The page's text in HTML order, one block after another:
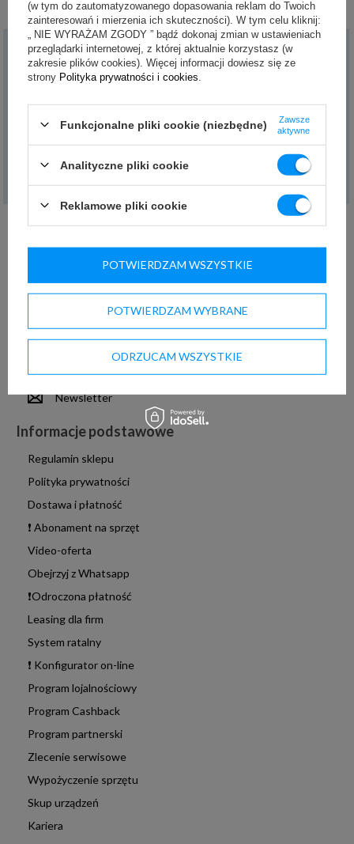
Moje zamówienie
Status zamówienia
Śledzenie przesyłki
Chcę zareklamować towar
Moje konto
Obserwowane
Historia transakcji
Moje rabaty
Newsletter
Informacje podstawowe
Regulamin sklepu
Polityka prywatności
Dostawa i płatność
❗ Abonament na sprzęt
Video-oferta
Obejrzyj z Whatsapp
❗Odroczona płatność
Leasing dla firm
System ratalny
❗ Konfigurator on-line
Program lojalnościowy
Program Cashback
Program partnerski
Zlecenie serwisowe
Wypożyczenie sprzętu
Skup urządzeń
Kariera
(w tym do zautomatyzowanego dopasowania reklam do Twoich
zainteresowań i mierzenia ich skuteczności). W tym celu kliknij:
„ NIE WYRAŻAM ZGODY ” bądź dokonaj zmian w ustawieniach
przeglądarki internetowej, z której aktualnie korzystasz (w
zakresie plików cookies). Więcej informacji dowiesz się ze
strony Polityka prywatności i cookies
Funkcjonalne pliki cookie (niezbędne)
Zawsze
aktywne
Analityczne pliki cookie
Reklamowe pliki cookie
POTWIERDZAM WYBRANE
ODRZUCAM WSZYSTKIE
POTWIERDZAM WSZYSTKIE